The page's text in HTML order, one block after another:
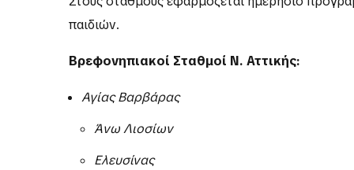
παιδιών.
Βρεφονηπιακοί Σταθμοί Ν. Αττικής:
Αγίας Βαρβάρας
Άνω Λιοσίων
Ελευσίνας